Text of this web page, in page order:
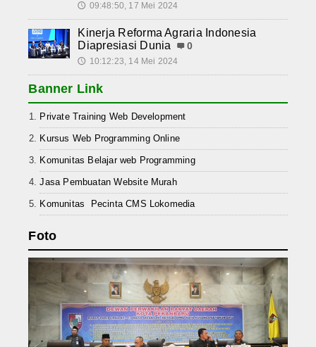
🕔 09:48:50, 17 Mei 2024
Kinerja Reforma Agraria Indonesia
Diapresiasi Dunia
0
🕔 10:12:23, 14 Mei 2024
Banner Link
Private Training Web Development
Kursus Web Programming Online
Komunitas Belajar web Programming
Jasa Pembuatan Website Murah
Komunitas Pecinta CMS Lokomedia
Foto